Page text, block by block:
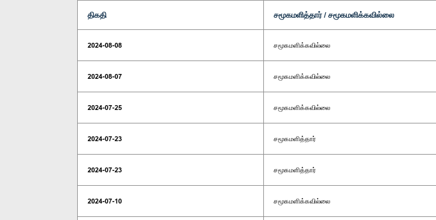
திகதி சமூகமளித்தார் / சமூகமளிக்கவில்லை
2024-08-08 சமூகமளிக்கவில்லை
2024-08-07 சமூகமளிக்கவில்லை
2024-07-25 சமூகமளிக்கவில்லை
2024-07-23 சமூகமளித்தார்
2024-07-23 சமூகமளித்தார்
2024-07-10 சமூகமளிக்கவில்லை